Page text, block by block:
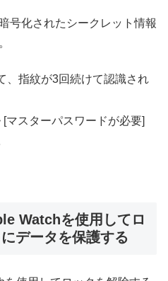
号化されたシークレット情報
、指紋が3回続けて認識され
マスターパスワードが必要]
Watchを使用してロ
データを保護する